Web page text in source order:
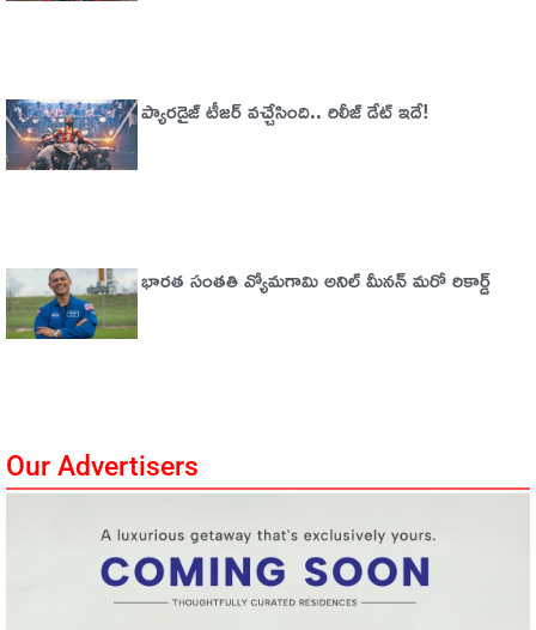
ప్యారడైజ్‌ టీజర్‌ వచ్చేసింది.. రిలీజ్‌ డేట్‌ ఇదే!
భారత సంతతి వ్యోమగామి అనిల్‌ మీనన్‌ మరో రికార్డ్‌
Our Advertisers